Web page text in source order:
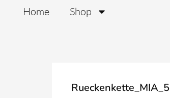
Home Shop
Rueckenkette_MIA_5